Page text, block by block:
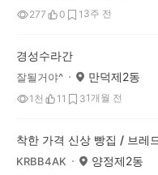
277 0 1 3주 전
경성수라간
잘될거야^ 만덕제2동
1천 11 31개월 전
KRBB4AK 양정제2동